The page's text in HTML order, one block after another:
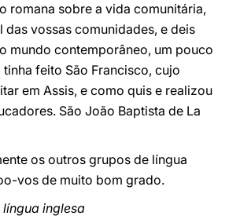
romana sobre a vida comunitária,
vossas comunidades, e deis
mundo contemporâneo, um pouco
feito São Francisco, cujo
em Assis, e como quis e realizou
São João Baptista de La
os outros grupos de língua
vos de muito bom grado.
inglesa